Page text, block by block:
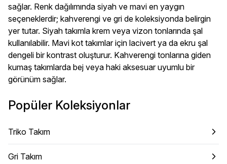
sağlar. Renk dağılımında siyah ve mavi en yaygın
seçeneklerdir; kahverengi ve gri de koleksiyonda belirgin
yer tutar. Siyah takımla krem veya vizon tonlarında şal
kullanılabilir. Mavi kot takımlar için lacivert ya da ekru şal
dengeli bir kontrast oluşturur. Kahverengi tonlarına giden
kumaş takımlarda bej veya haki aksesuar uyumlu bir
görünüm sağlar.
Popüler Koleksiyonlar
Triko Takım
Gri Takım